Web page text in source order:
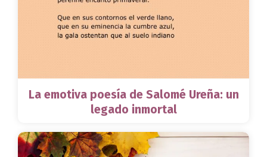
La emotiva poesía de Salomé Ureña: un
legado inmortal